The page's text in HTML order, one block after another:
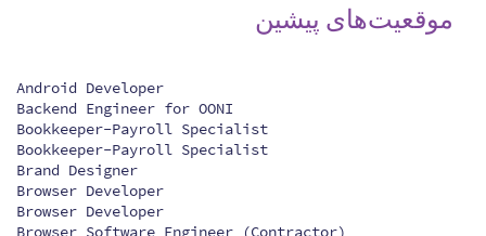
موقعیت‌های پیشین
Android Developer
Backend Engineer for OONI
Bookkeeper-Payroll Specialist
Bookkeeper-Payroll Specialist
Brand Designer
Browser Developer
Browser Developer
Browser Software Engineer (Contractor)